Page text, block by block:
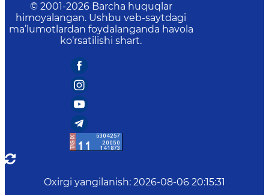
© 2001-2026 Barcha huquqlar
himoyalangan. Ushbu veb-saytdagi
ma’lumotlardan foydalanganda havola
ko‘rsatilishi shart.
Oxirgi yangilanish: 2026-08-06 20:15:31